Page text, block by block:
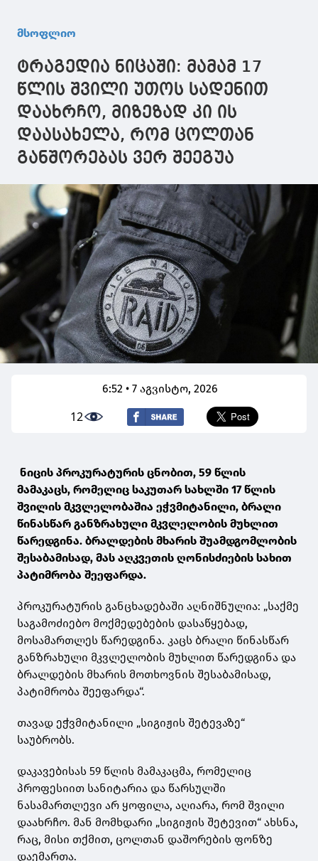
ამერიკულ
ავიაბაზაზე
მსოფლიო
ტრაგედია ნიცაში: მამამ 17
წლის შვილი უთოს სადენით
დაახრჩო, მიზეზად კი ის
დაასახელა, რომ ცოლთან
განშორებას ვერ შეეგუა
6:52 • 7 აგვისტო, 2026
12
ნიცის პროკურატურის ცნობით, 59 წლის
მამაკაცს, რომელიც საკუთარ სახლში 17 წლის
შვილის მკვლელობაშია ეჭვმიტანილი, ბრალი
წინასწარ განზრახული მკვლელობის მუხლით
წარედგინა. ბრალდების მხარის შუამდგომლობის
შესაბამისად, მას აღკვეთის ღონისძიების სახით
პატიმრობა შეეფარდა.
პროკურატურის განცხადებაში აღნიშნულია: „საქმე
საგამოძიებო მოქმედებების დასაწყებად,
მოსამართლეს წარედგინა. კაცს ბრალი წინასწარ
განზრახული მკვლელობის მუხლით წარედგინა და
ბრალდების მხარის მოთხოვნის შესაბამისად,
პატიმრობა შეეფარდა“.
თავად ეჭვმიტანილი „სიგიჟის შეტევაზე“
საუბრობს.
დაკავებისას 59 წლის მამაკაცმა, რომელიც
პროფესიით სანიტარია და წარსულში
ნასამართლევი არ ყოფილა, აღიარა, რომ შვილი
დაახრჩო. მან მომხდარი „სიგიჟის შეტევით“ ახსნა,
რაც, მისი თქმით, ცოლთან დაშორების ფონზე
დაემართა.